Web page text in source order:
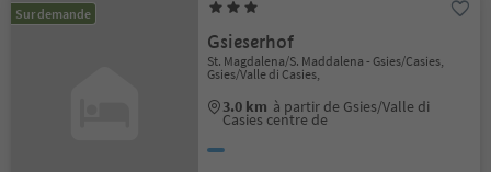
Sur demande
Gsieserhof
St. Magdalena/S. Maddalena - Gsies/Casies,
Gsies/Valle di Casies,
3.0 km à partir de Gsies/Valle di
Casies centre de